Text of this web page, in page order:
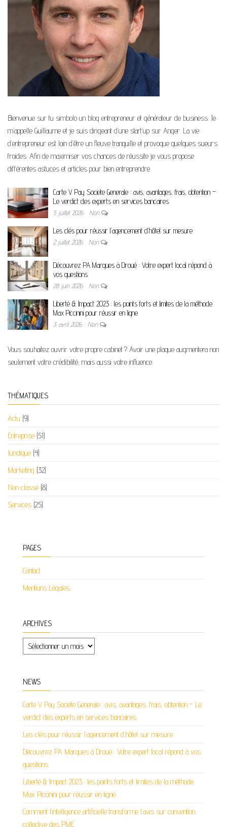
Bienvenue sur tu simbolo un blog entrepreneur et générateur de business. Je
m’appelle Guillaume et je suis dirigeant d’une start’up sur Anger. La vie
d’entrepreneur est loin d’être un fleuve tranquille et provoque quelques sueurs
froides. Afin de maximiser vos chances de réussite je vous propose
différentes astuces et articles pour bien entreprendre.
Carte V Pay Societe Generale : avis, avantages, frais, obtention –
Le verdict des experts en services bancaires
5 juillet 2026 Non
Les clés pour réussir l’agencement d’hôtel sur mesure
2 juillet 2026 Non
Découvrez PA Marques à Droué : Votre expert local répond à
vos questions
28 juin 2026 Non
Liberté & Impact 2023 : les points forts et limites de la méthode
Max Piccinini pour réussir en ligne
3 avril 2026 Non
Vous souhaitez ouvrir votre propre cabinet ? Avoir une plaque augmentera non
seulement votre crédibilité, mais aussi votre influence.
THÉMATIQUES
Actu (9)
Entreprise (51)
Juridique (4)
Marketing (32)
Non classé (8)
Services (25)
PAGES
Contact
Mentions Légales
ARCHIVES
Archives
NEWS
Carte V Pay Societe Generale : avis, avantages, frais, obtention – Le
verdict des experts en services bancaires
Les clés pour réussir l’agencement d’hôtel sur mesure
Découvrez PA Marques à Droué : Votre expert local répond à vos
questions
Liberté & Impact 2023 : les points forts et limites de la méthode
Max Piccinini pour réussir en ligne
Comment l’intelligence artificielle transforme l’avis sur convention
collective des PME